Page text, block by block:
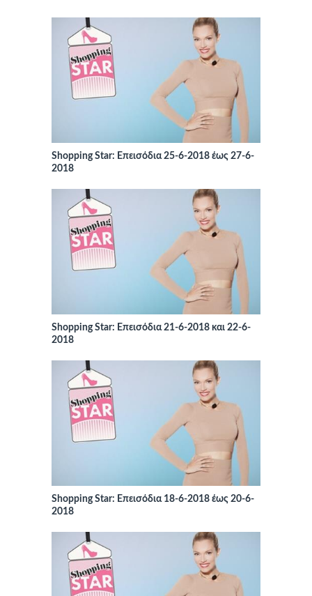
Shopping Star: Επεισόδια 25-6-2018 έως 27-6-
2018
Shopping Star: Επεισόδια 21-6-2018 και 22-6-
2018
Shopping Star: Επεισόδια 18-6-2018 έως 20-6-
2018